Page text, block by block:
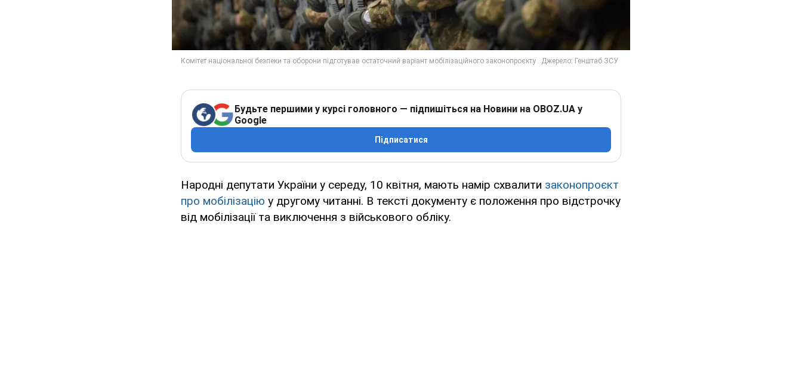
Будьте першими у курсі головного — підпишіться на Новини на OBOZ.UA у
Google
Підписатися
Народні депутати України у середу, 10 квітня, мають намір схвалити законопроєкт
про мобілізацію у другому читанні. В тексті документу є положення про відстрочку
від мобілізації та виключення з військового обліку.